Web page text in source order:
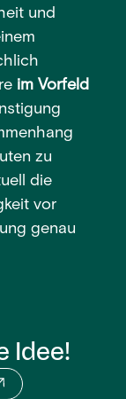
und
im Vorfeld
zu
die
vor
genau
Idee!